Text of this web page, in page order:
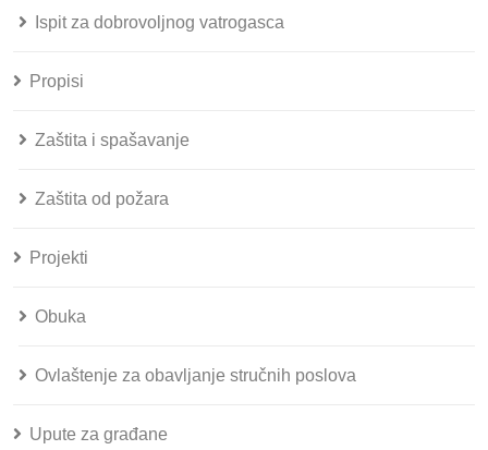
Ispit za dobrovoljnog vatrogasca
Propisi
Zaštita i spašavanje
Zaštita od požara
Projekti
Obuka
Ovlaštenje za obavljanje stručnih poslova
Upute za građane